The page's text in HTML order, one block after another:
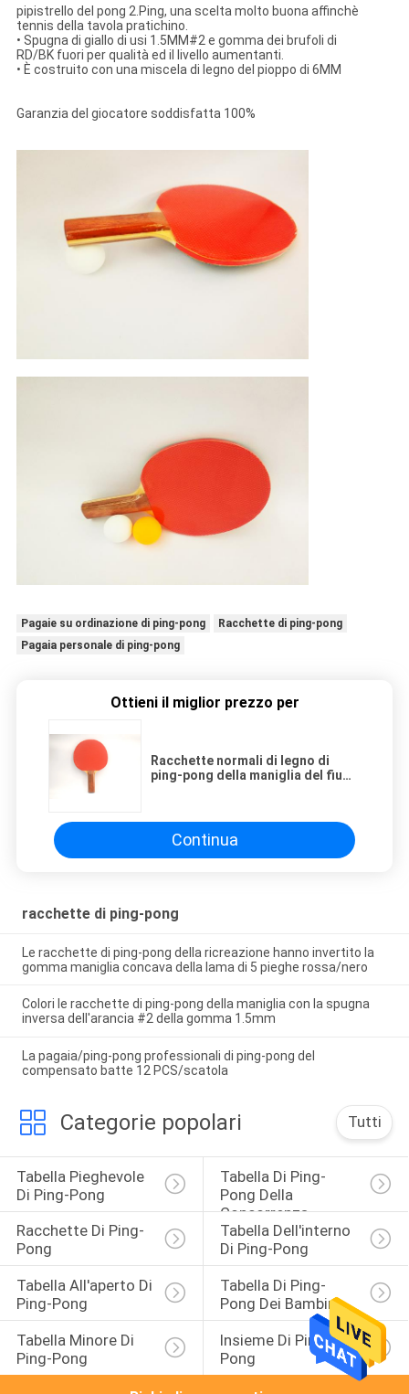
pipistrello del pong 2.Ping, una scelta molto buona affinchè
tennis della tavola pratichino.
• Spugna di giallo di usi 1.5MM#2 e gomma dei brufoli di
RD/BK fuori per qualità ed il livello aumentanti.
• È costruito con una miscela di legno del pioppo di 6MM
Garanzia del giocatore soddisfatta 100%
Pagaie su ordinazione di ping-pong
Racchette di ping-pong
Pagaia personale di ping-pong
Ottieni il miglior prezzo per
Racchette normali di legno di
ping-pong della maniglia del fiume
Continua
racchette di ping-pong
Le racchette di ping-pong della ricreazione hanno invertito la
gomma maniglia concava della lama di 5 pieghe rossa/nero
Colori le racchette di ping-pong della maniglia con la spugna
inversa dell'arancia #2 della gomma 1.5mm
La pagaia/ping-pong professionali di ping-pong del
compensato batte 12 PCS/scatola
Categorie popolari Tutti
Tabella Pieghevole
Di Ping-Pong
Tabella Di Ping-
Pong Della
Concorrenza
Racchette Di Ping-
Pong
Tabella Dell'interno
Di Ping-Pong
Tabella All'aperto Di
Ping-Pong
Tabella Di Ping-
Pong Dei Bambini
Tabella Minore Di
Ping-Pong
Insieme Di Ping-
Pong